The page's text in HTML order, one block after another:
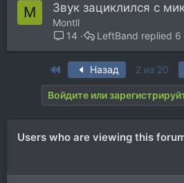
M Звук зациклился с
Montll
14
6
LeftBand
First Назад 2 из 20
Войдите или
Users who are viewing this